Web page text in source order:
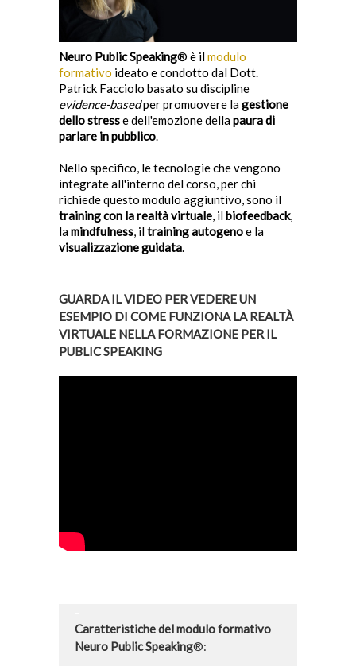
Neuro Public Speaking® è ilmodulo
formativo ideato e condotto dal Dott.
Patrick Facciolo basato su discipline
evidence-basedper promuovere lagestione
dello stresse dell'emozione dellapaura di
parlare in pubblico.
Nello specifico, le tecnologie che vengono
integrate all'interno del corso, per chi
richiede questo modulo aggiuntivo, sono il
training con la realtà virtuale, ilbiofeedback,
lamindfulness, iltraining autogenoe la
visualizzazione guidata.
GUARDA IL VIDEO PER VEDERE UN
ESEMPIO DI COME FUNZIONA LA REALTÀ
VIRTUALE NELLA FORMAZIONE PER IL
PUBLIC SPEAKING
Caratteristiche del modulo formativo
Neuro Public Speaking®: